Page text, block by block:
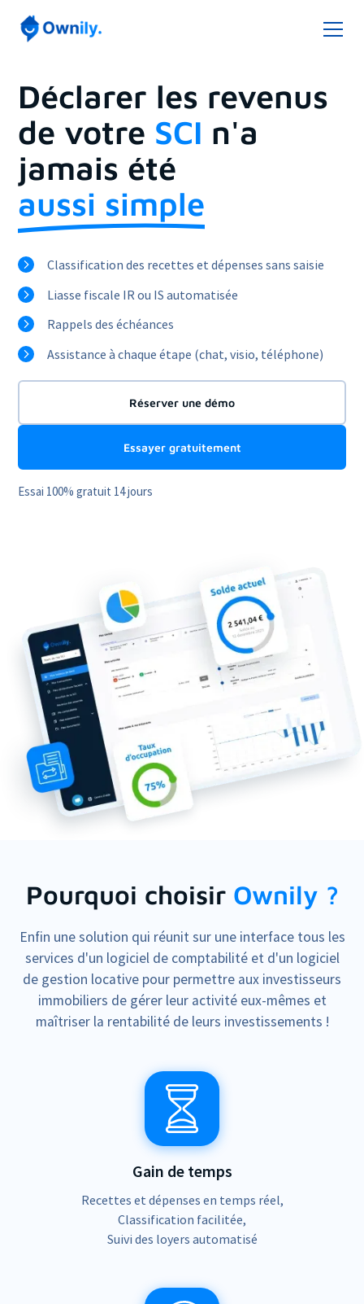
Déclarer les revenus
de votre SCI n'a
jamais été
aussi simple
Classification des recettes et dépenses sans saisie
Liasse fiscale IR ou IS automatisée
Rappels des échéances
Assistance à chaque étape (chat, visio, téléphone)
Réserver une démo
Essayer gratuitement
Essai 100% gratuit 14 jours
Pourquoi choisir Ownily ?
Enfin une solution qui réunit sur une interface tous les
services d'un logiciel de comptabilité et d'un logiciel
de gestion locative pour permettre aux investisseurs
immobiliers de gérer leur activité eux-mêmes et
maîtriser la rentabilité de leurs investissements !
Gain de temps
Recettes et dépenses en temps réel,
Classification facilitée,
Suivi des loyers automatisé